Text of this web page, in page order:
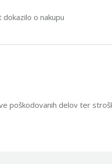
o nakupu
poškodovanih delov ter